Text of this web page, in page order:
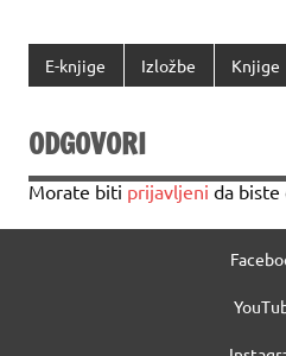
E-knjige Izložbe Knjige
ODGOVORI
Morate biti prijavljeni da biste